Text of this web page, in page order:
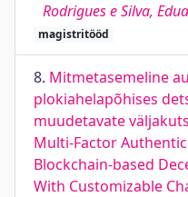
Rodrigues e Silva,
magistritööd
8. Mitmetasemeline
plokiahelapõhises
muudetavate
Multi-Factor
Blockchain-based
With Customizable